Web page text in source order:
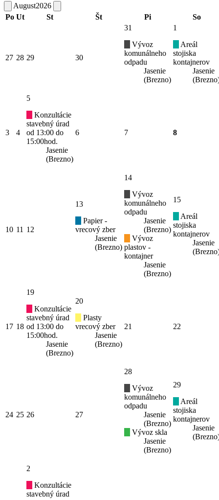
August2026
Po Ut St Št Pi So
27 28 29 30
31
Vývoz
komunálneho
odpadu
Jasenie
(Brezno)
1
Areál
stojiska
kontajnerov
Jasenie
3 4
5
Konzultácie
stavebný úrad
od 13:00 do
15:00hod.
Jasenie
(Brezno)
6 7 8
10 11 12
13
Papier -
vrecový zber
Jasenie
(Brezno)
14
Vývoz
komunálneho
odpadu
Jasenie
(Brezno)
Vývoz
plastov -
kontajner
Jasenie
(Brezno)
15
Areál
stojiska
kontajnerov
Jasenie
17 18
19
Konzultácie
stavebný úrad
od 13:00 do
15:00hod.
Jasenie
(Brezno)
20
Plasty
vrecový zber
Jasenie
(Brezno)
21 22
24 25 26 27
28
Vývoz
komunálneho
odpadu
Jasenie
(Brezno)
Vývoz skla
Jasenie
(Brezno)
29
Areál
stojiska
kontajnerov
Jasenie
2
Konzultácie
stavebný úrad